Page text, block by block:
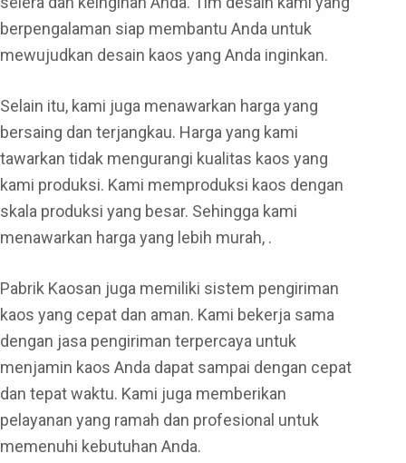
berpengalaman siap membantu Anda untuk
mewujudkan desain kaos yang Anda inginkan.
Selain itu, kami juga menawarkan harga yang
bersaing dan terjangkau. Harga yang kami
tawarkan tidak mengurangi kualitas kaos yang
kami produksi. Kami memproduksi kaos dengan
skala produksi yang besar. Sehingga kami
menawarkan harga yang lebih murah, .
Pabrik Kaosan juga memiliki sistem pengiriman
kaos yang cepat dan aman. Kami bekerja sama
dengan jasa pengiriman terpercaya untuk
menjamin kaos Anda dapat sampai dengan cepat
dan tepat waktu. Kami juga memberikan
pelayanan yang ramah dan profesional untuk
memenuhi kebutuhan Anda.